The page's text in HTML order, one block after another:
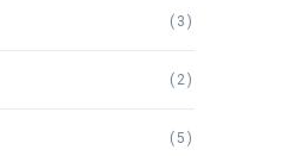
(3)
(2)
(5)